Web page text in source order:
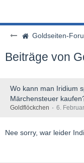
Goldseiten-
Beiträge von
Wo kann man Iridium
Märchensteuer
Goldflöckchen 6.
Nee sorry, war leider